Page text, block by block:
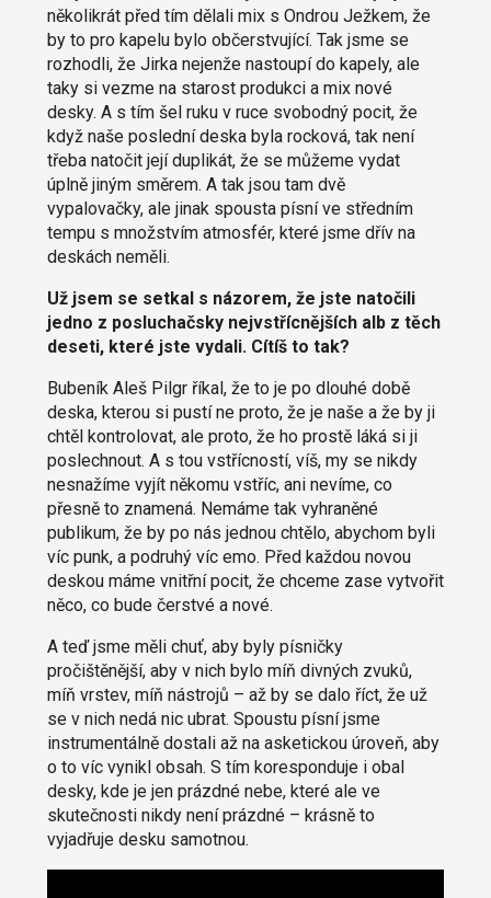
několikrát před tím dělali mix s Ondrou Ježkem, že
by to pro kapelu bylo občerstvující. Tak jsme se
rozhodli, že Jirka nejenže nastoupí do kapely, ale
taky si vezme na starost produkci a mix nové
desky. A s tím šel ruku v ruce svobodný pocit, že
když naše poslední deska byla rocková, tak není
třeba natočit její duplikát, že se můžeme vydat
úplně jiným směrem. A tak jsou tam dvě
vypalovačky, ale jinak spousta písní ve středním
tempu s množstvím atmosfér, které jsme dřív na
deskách neměli.
Už jsem se setkal s názorem, že jste natočili
jedno z posluchačsky nejvstřícnějších alb z těch
deseti, které jste vydali. Cítíš to tak?
Bubeník Aleš Pilgr říkal, že to je po dlouhé době
deska, kterou si pustí ne proto, že je naše a že by ji
chtěl kontrolovat, ale proto, že ho prostě láká si ji
poslechnout. A s tou vstřícností, víš, my se nikdy
nesnažíme vyjít někomu vstříc, ani nevíme, co
přesně to znamená. Nemáme tak vyhraněné
publikum, že by po nás jednou chtělo, abychom byli
víc punk, a podruhý víc emo. Před každou novou
deskou máme vnitřní pocit, že chceme zase vytvořit
něco, co bude čerstvé a nové.
A teď jsme měli chuť, aby byly písničky
pročištěnější, aby v nich bylo míň divných zvuků,
míň vrstev, míň nástrojů – až by se dalo říct, že už
se v nich nedá nic ubrat. Spoustu písní jsme
instrumentálně dostali až na asketickou úroveň, aby
o to víc vynikl obsah. S tím koresponduje i obal
desky, kde je jen prázdné nebe, které ale ve
skutečnosti nikdy není prázdné – krásně to
vyjadřuje desku samotnou.